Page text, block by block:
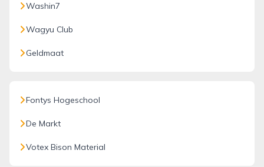
Washin7
Wagyu Club
Geldmaat
Fontys Hogeschool
De Markt
Votex Bison Material